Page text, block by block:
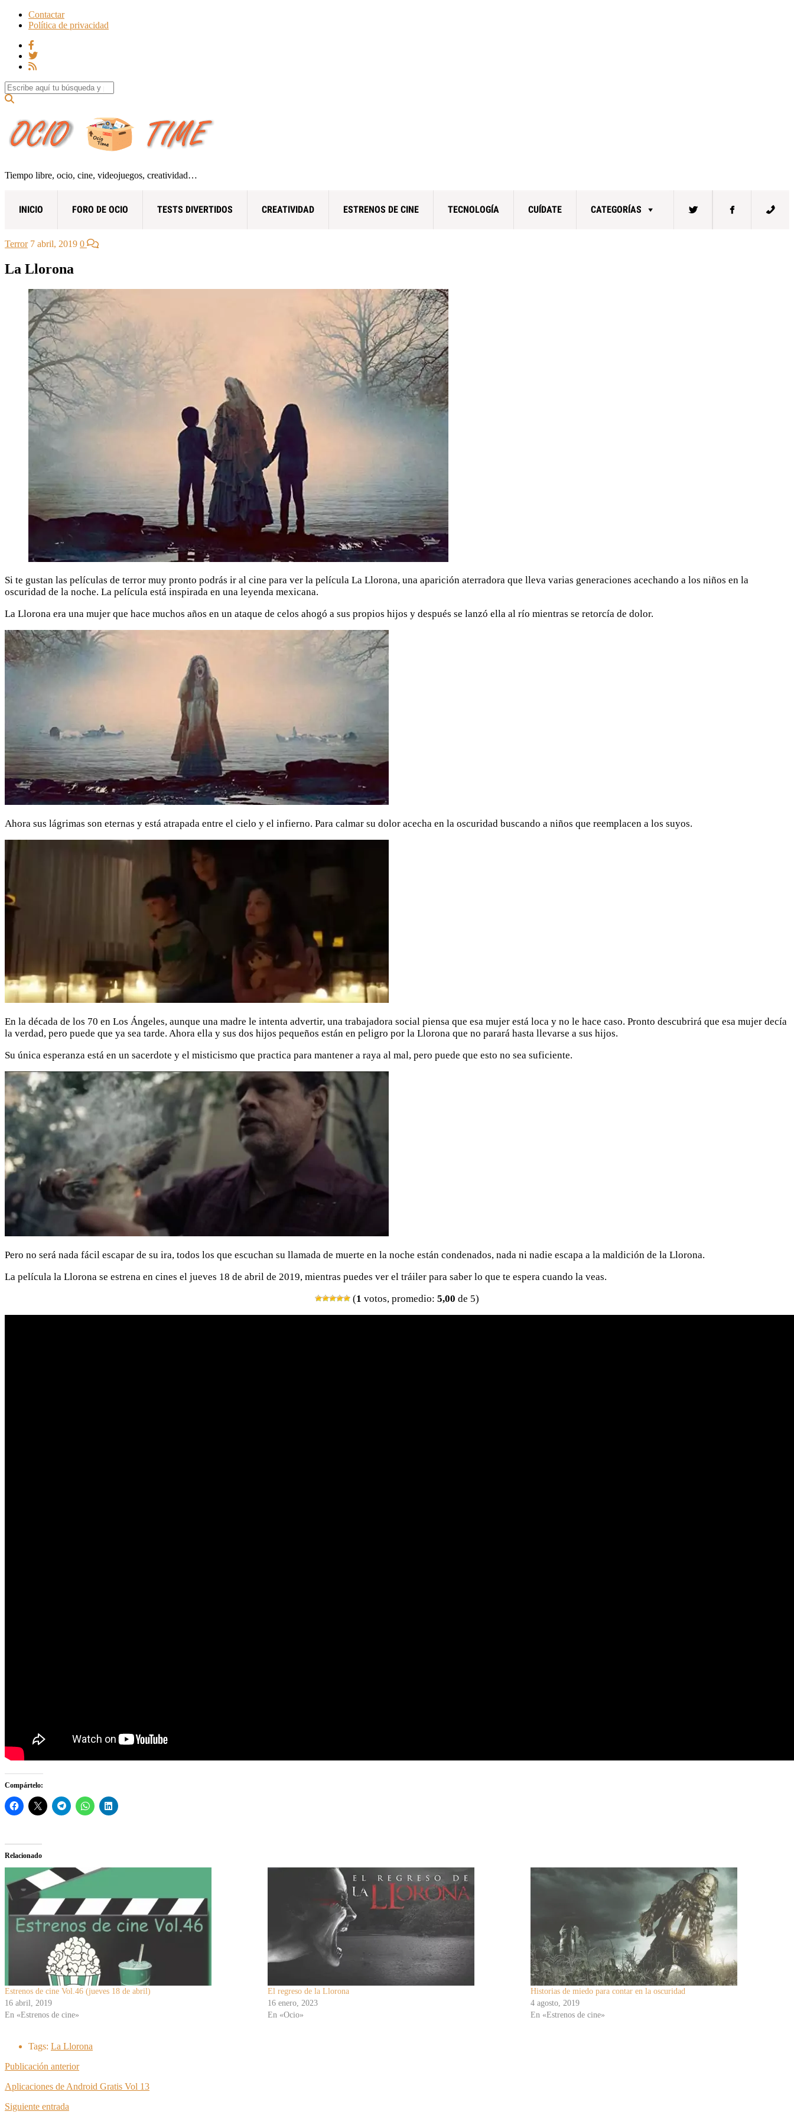
Contactar
Política de privacidad
Search for:
Tiempo libre, ocio, cine, videojuegos, creatividad…
INICIO FORO DE OCIO TESTS DIVERTIDOS CREATIVIDAD ESTRENOS DE CINE TECNOLOGÍA CUÍDATE CATEGORÍAS
Terror 7 abril, 2019 0
La Llorona
Si te gustan las películas de terror muy pronto podrás ir al cine para ver la película La Llorona, una aparición aterradora que lleva varias generaciones acechando a los niños en la
oscuridad de la noche. La película está inspirada en una leyenda mexicana.
La Llorona era una mujer que hace muchos años en un ataque de celos ahogó a sus propios hijos y después se lanzó ella al río mientras se retorcía de dolor.
Ahora sus lágrimas son eternas y está atrapada entre el cielo y el infierno. Para calmar su dolor acecha en la oscuridad buscando a niños que reemplacen a los suyos.
En la década de los 70 en Los Ángeles, aunque una madre le intenta advertir, una trabajadora social piensa que esa mujer está loca y no le hace caso. Pronto descubrirá que esa mujer decía
la verdad, pero puede que ya sea tarde. Ahora ella y sus dos hijos pequeños están en peligro por la Llorona que no parará hasta llevarse a sus hijos.
Su única esperanza está en un sacerdote y el misticismo que practica para mantener a raya al mal, pero puede que esto no sea suficiente.
Pero no será nada fácil escapar de su ira, todos los que escuchan su llamada de muerte en la noche están condenados, nada ni nadie escapa a la maldición de la Llorona.
La película la Llorona se estrena en cines el jueves 18 de abril de 2019, mientras puedes ver el tráiler para saber lo que te espera cuando la veas.
(1 votos, promedio: 5,00 de 5)
Compártelo:
Relacionado
Estrenos de cine Vol.46 (jueves 18 de abril)
16 abril, 2019
En «Estrenos de cine»
El regreso de la Llorona
16 enero, 2023
En «Ocio»
Historias de miedo para contar en la oscuridad
4 agosto, 2019
En «Estrenos de cine»
Tags: La Llorona
Publicación anterior
Aplicaciones de Android Gratis Vol 13
Siguiente entrada